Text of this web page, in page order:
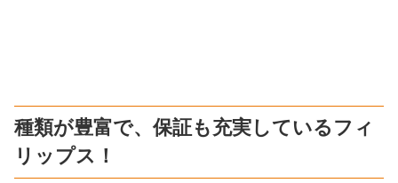
種類が豊富で、保証も充実しているフィ
リップス！